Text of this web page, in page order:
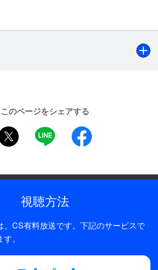
未来。
言うソフィは“ブレイン・スクエ
で、毎夜詩音に、「世界を救える
。あなたが救世主です。」と訴え
エルを復活させるための3つの鍵、
というのだ。いつしかソフィの存
えさせた。
人（桜田通）に詰め寄られ、詩音
と言いだす。
、夢に向かって歩んできた仲間た
、佐藤永典、慎之助、汐崎アイル／七木
生かほ里／藤木孝 ほか
このページをシェアする
twitter
LINE
視聴方法
、CS有料放送です。下記のサービスで
。